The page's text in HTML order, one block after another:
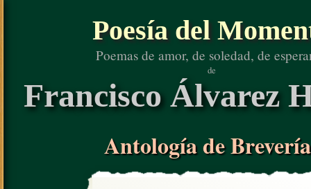
Poesía del
Poemas de amor, de soledad, de
de
Francisco Álvarez
Antología de